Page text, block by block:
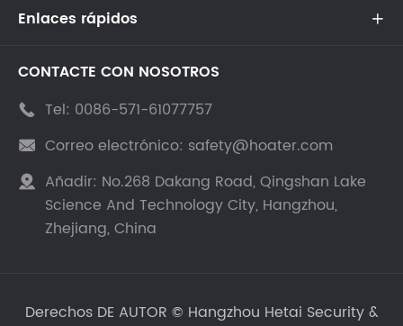
Enlaces rápidos 
CONTACTE CON NOSOTROS
 Tel: 0086-571-61077757
 Correo electrónico: safety@hoater.com
 Añadir: No.268 Dakang Road, Qingshan Lake
Science And Technology City, Hangzhou,
Zhejiang, China
Derechos DE AUTOR © Hangzhou Hetai Security &